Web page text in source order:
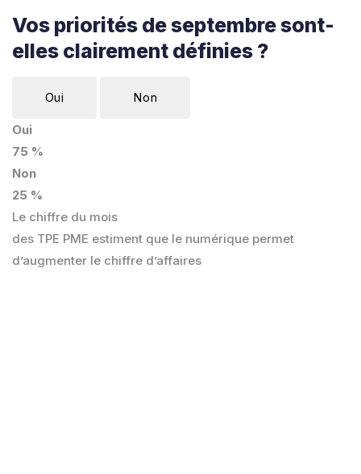
Vos priorités de septembre sont-
elles clairement définies ?
Oui Non
Oui
75 %
Non
25 %
Le chiffre du mois
des TPE PME estiment que le numérique permet
d’augmenter le chiffre d’affaires